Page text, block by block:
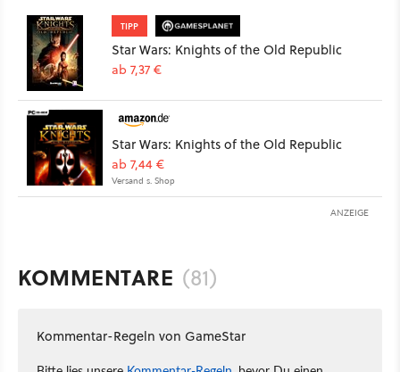
TIPP
Star Wars: Knights of the Old Republic
ab 7,37 €
Star Wars: Knights of the Old Republic
ab 7,44 €
Versand s. Shop
ANZEIGE
KOMMENTARE (81)
Kommentar-Regeln von GameStar